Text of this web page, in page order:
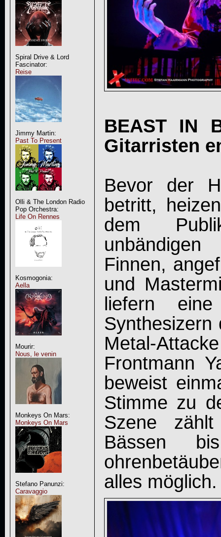
Spiral Drive & Lord
Fascinator:
Reise
Jimmy Martin:
Past To Present
Olli & The London Radio
Pop Orchestra:
Life On Rennes
Kosmogonia:
Aella
Mourir:
Nous, le venin
Monkeys On Mars:
Monkeys On Mars
Stefano Panunzi:
Caravaggio
BEAST IN
Gitarristen
Bevor der
betritt,
dem
Finnen,
und
liefern
Synthesizern
Metal-
Frontmann
beweist
Stimme zu
Szene
Bässen
alles möglich.